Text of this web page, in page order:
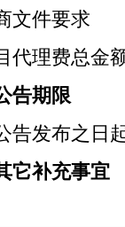
文件要求
代理费总金
告期限
告发布之日
它补充事宜